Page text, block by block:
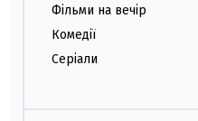
Фільми на вечір
Комедії
Серіали